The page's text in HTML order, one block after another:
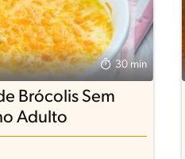
30 min
Brócolis Sem
Adulto